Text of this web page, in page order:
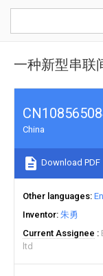
一种新型串联
China
Download PDF
Other languages
Inventor 朱勇
Current Assignee
ltd